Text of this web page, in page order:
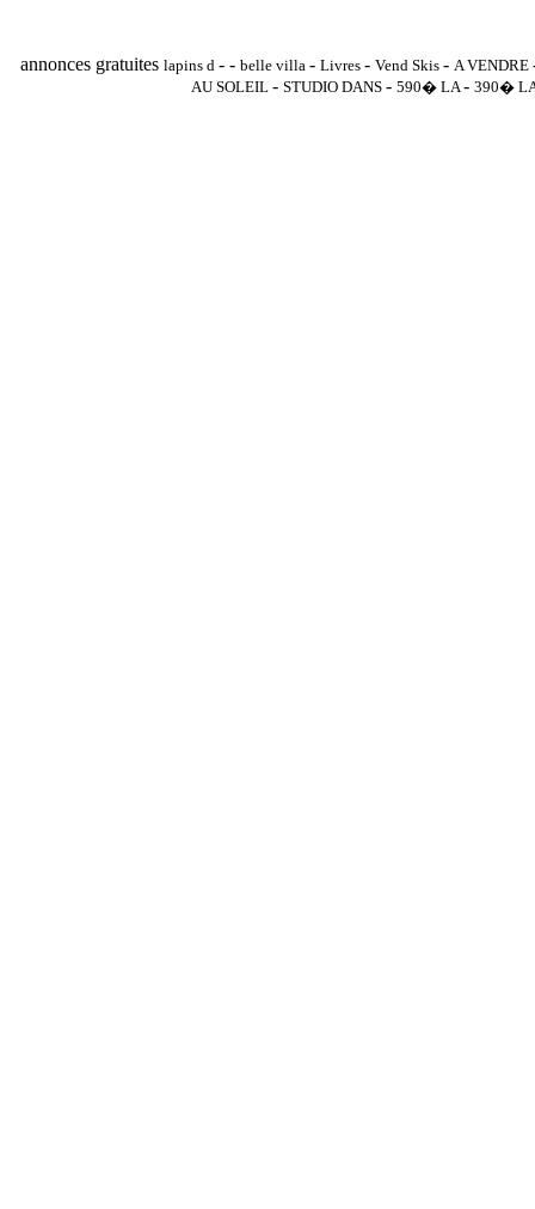
annonces gratuites lapins d - - belle villa - Livres - Vend Skis - A VENDRE
AU SOLEIL - STUDIO DANS - 590� LA- 390�